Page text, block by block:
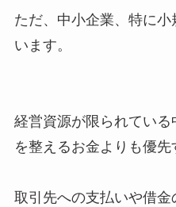
ただ、中小企業、特に
います。
経営資源が限られてい
を整えるお金よりも優先
取引先への支払いや借